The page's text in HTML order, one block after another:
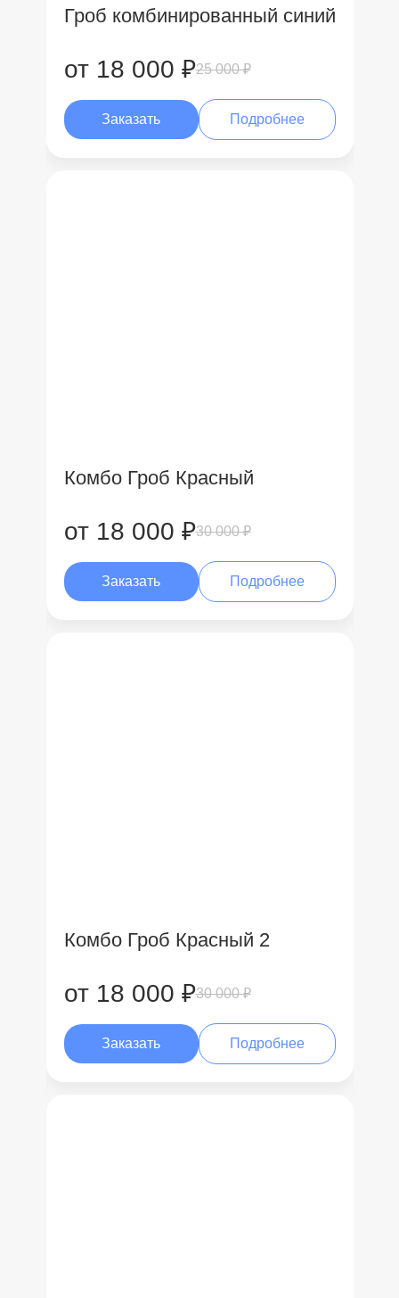
Гроб комбинированный синий
от 18 000 ₽25 000 ₽
Заказать Подробнее
Комбо Гроб Красный
от 18 000 ₽30 000 ₽
Заказать Подробнее
Комбо Гроб Красный 2
от 18 000 ₽30 000 ₽
Заказать Подробнее